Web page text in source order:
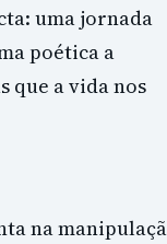
uma jornada
poética a
que a vida nos
na